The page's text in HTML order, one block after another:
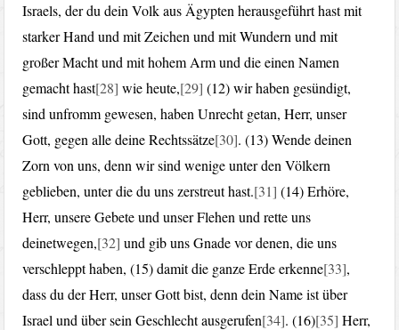
Israels, der du dein Volk aus Ägypten herausgeführt hast mit
starker Hand und mit Zeichen und mit Wundern und mit
großer Macht und mit hohem Arm und die einen Namen
gemacht hast[28] wie heute,[29] (12) wir haben gesündigt,
sind unfromm gewesen, haben Unrecht getan, Herr, unser
Gott, gegen alle deine Rechtssätze[30]. (13) Wende deinen
Zorn von uns, denn wir sind wenige unter den Völkern
geblieben, unter die du uns zerstreut hast.[31] (14) Erhöre,
Herr, unsere Gebete und unser Flehen und rette uns
deinetwegen,[32] und gib uns Gnade vor denen, die uns
verschleppt haben, (15) damit die ganze Erde erkenne[33],
dass du der Herr, unser Gott bist, denn dein Name ist über
Israel und über sein Geschlecht ausgerufen[34]. (16)[35] Herr,